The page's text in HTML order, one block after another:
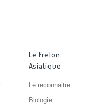
Le Frelon
Asiatique
Le reconnaitre
Biologie